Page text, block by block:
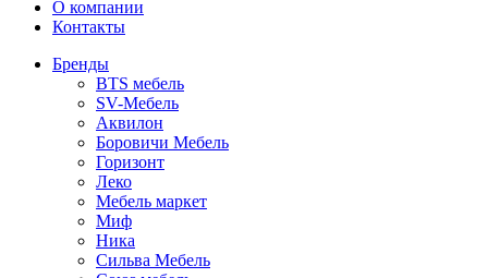
О компании
Контакты
Бренды
BTS мебель
SV-Мебель
Аквилон
Боровичи Мебель
Горизонт
Леко
Мебель маркет
Миф
Ника
Сильва Мебель